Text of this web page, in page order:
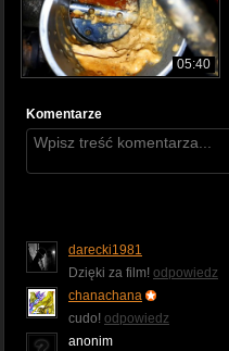
05:40
Komentarze
darecki1981
Dzięki za film! odpowiedz
chanachana
cudo! odpowiedz
anonim